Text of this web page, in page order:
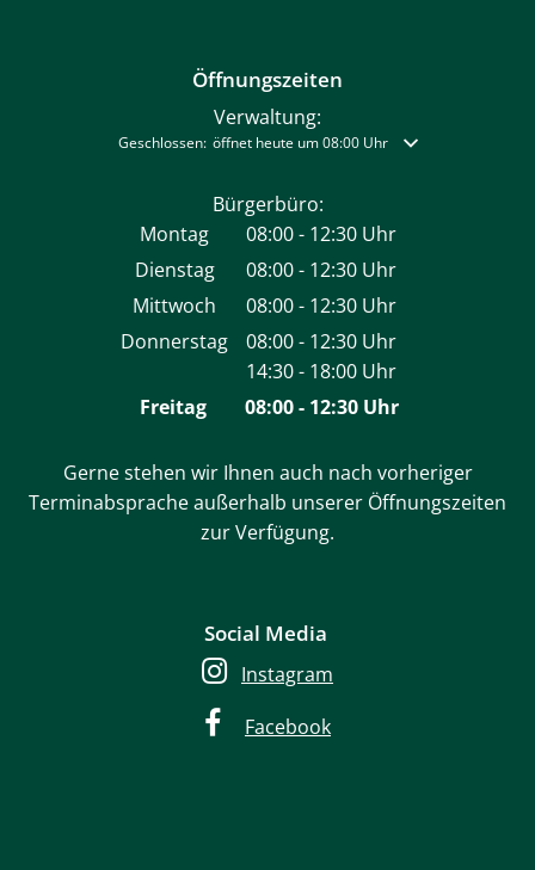
Öffnungszeiten
Verwaltung:
Klicken, um weitere Öffnungs- oder Schließzeiten
Geschlossen: öffnet heute um 08:00 Uhr
Bürgerbüro:
Montag
08:00- 12:30 Uhr
Von 08:00 bis 12:30 Uhr
Dienstag 08:00- 12:30 Uhr
Von 08:00 bis 12:30 Uhr
Mittwoch 08:00- 12:30 Uhr
Von 08:00 bis 12:30 Uhr
Donnerstag 08:00- 12:30 Uhr
Von 08:00 bis 12:30 Uhr
14:30- 18:00 Uhr
Von 14:30 bis 18:00 Uhr
Freitag 08:00- 12:30Uhr
Gerne stehen wir Ihnen auch nach vorheriger
Terminabsprache außerhalb unserer Öffnungszeiten
zur Verfügung.
Social Media
Instagram
Facebook